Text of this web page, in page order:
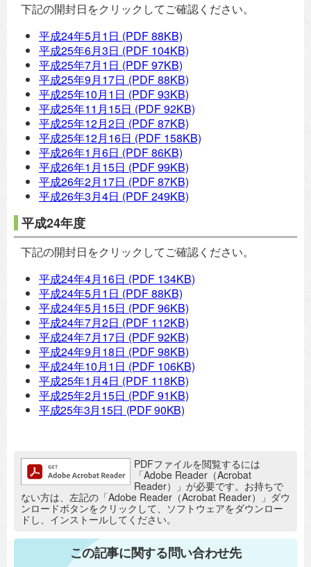
下記の開封日をクリックしてご確認ください。
平成24年5月1日 (PDF 88KB)
平成25年6月3日 (PDF 104KB)
平成25年7月1日 (PDF 97KB)
平成25年9月17日 (PDF 88KB)
平成25年10月1日 (PDF 93KB)
平成25年11月15日 (PDF 92KB)
平成25年12月2日 (PDF 87KB)
平成25年12月16日 (PDF 158KB)
平成26年1月6日 (PDF 86KB)
平成26年1月15日 (PDF 99KB)
平成26年2月17日 (PDF 87KB)
平成26年3月4日 (PDF 249KB)
平成24年度
下記の開封日をクリックしてご確認ください。
平成24年4月16日 (PDF 134KB)
平成24年5月1日 (PDF 88KB)
平成24年5月15日 (PDF 96KB)
平成24年7月2日 (PDF 112KB)
平成24年7月17日 (PDF 92KB)
平成24年9月18日 (PDF 98KB)
平成24年10月1日 (PDF 106KB)
平成25年1月4日 (PDF 118KB)
平成25年2月15日 (PDF 91KB)
平成25年3月15日 (PDF 90KB)
追加情報：PDFファイルPDFファイルを閲覧するには
「Adobe Reader（Acrobat
Reader）」が必要です。お持ちで
ない方は、左記の「Adobe Reader（Acrobat Reader）」ダウ
ンロードボタンをクリックして、ソフトウェアをダウンロー
ドし、インストールしてください。
この記事に関する問い合わせ先